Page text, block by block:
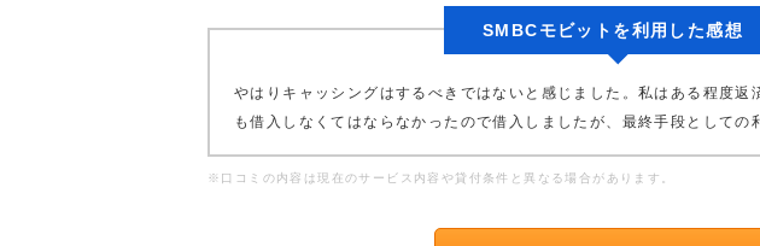
SMBCモビットを利用した感想
やはりキャッシングはするべきではないと感じました。私はある程度返
も借入しなくてはならなかったので借入しましたが、最終手段としての
※口コミの内容は現在のサービス内容や貸付条件と異なる場合があります。